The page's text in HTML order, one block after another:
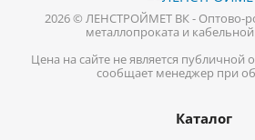
2026 © ЛЕНСТРОЙМЕТ ВК - Оптово-
металлопроката и
Цена на сайте не является
сообщает менеджер при
Каталог